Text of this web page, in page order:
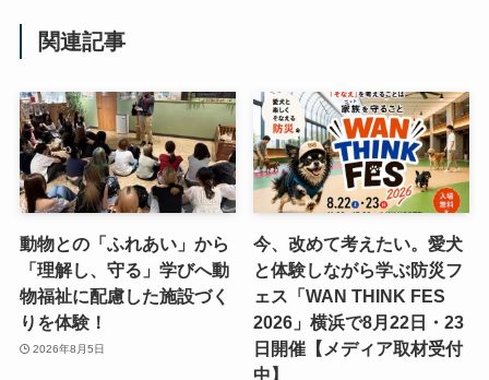
関連記事
動物との「ふれあい」から
「理解し、守る」学びへ動
物福祉に配慮した施設づく
りを体験！
2026年8月5日
今、改めて考えたい。愛犬
と体験しながら学ぶ防災フ
ェス「WAN THINK FES
2026」横浜で8月22日・23
日開催【メディア取材受付
中】